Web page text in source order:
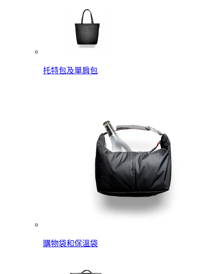
托特包及單肩包
購物袋和保溫袋